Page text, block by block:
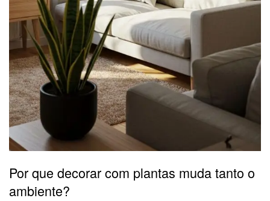
Por que decorar com plantas muda tanto o
ambiente?